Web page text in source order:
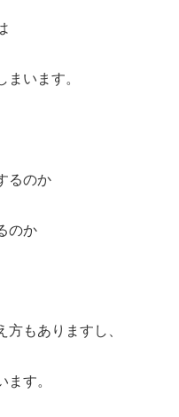
います。
るのか
のか
方もありますし、
す。